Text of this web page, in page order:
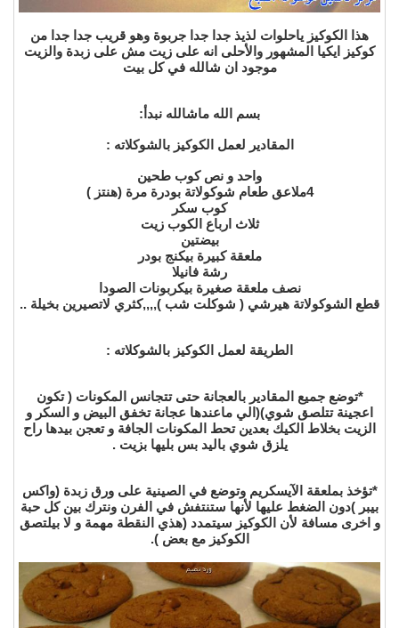
هذا الكوكيز ياحلوات لذيذ جدا جدا جربوة وهو قريب جدا جدا من
كوكيز ايكيا المشهور والأحلى انه على زيت مش على زبدة والزيت
موجود ان شالله في كل بيت
بسم الله ماشالله نبدأ:
المقادير لعمل الكوكيز بالشوكلاته :
واحد و نص كوب طحين
4ملاعق طعام شوكولاتة بودرة مرة (هنتز )
كوب سكر
ثلاث ارباع الكوب زيت
بيضتين
ملعقة كبيرة بيكنج بودر
رشة فانيلا
نصف ملعقة صغيرة بيكربونات الصودا
قطع الشوكولاتة هيرشي ( شوكلت شب ),,,,كثري لاتصيرين بخيلة ..
الطريقة لعمل الكوكيز بالشوكلاته :
*توضع جميع المقادير بالعجانة حتى تتجانس المكونات ( تكون
اعجينة تتلصق شوي)(الي ماعندها عجانة تخفق البيض و السكر و
الزيت بخلاط الكيك بعدين تحط المكونات الجافة و تعجن بيدها راح
يلزق شوي باليد بس بليها بزيت .
*تؤخذ بملعقة الآيسكريم وتوضع في الصينية على ورق زبدة (واكس
بيبر )دون الضغط عليها لأنها ستنتفش في الفرن ونترك بين كل حبة
و اخرى مسافة لأن الكوكيز سيتمدد (هذي النقطة مهمة و لا بيلتصق
الكوكيز مع بعض ).